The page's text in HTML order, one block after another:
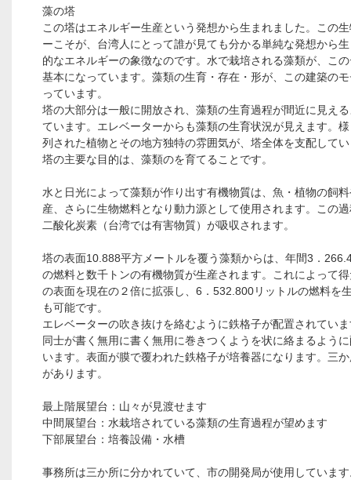
藻の塔
この塔はエネルギー生産という発想から生まれました。この
ーこそが、台湾人にとって誰が見ても分かる単純な発想から
的なエネルギーの象徴なのです。水で栽培される藻類が、こ
基本になっています。藻類の生育・存在・形が、この建築の
っています。
塔の大部分は一般に開放され、藻類の生育過程が間近に見え
ています。エレベーターからも藻類の生育状況が見えます。
列された植物とその地方独特の雰囲気が、塔全体を支配して
塔の主要な目的は、藻類のを育てることです。
水と日光によって藻類が作り出す有機物質は、魚・植物の飼
産、さらに生物燃料となり動力源として使用されます。この
二酸化炭素（台湾では有害物質）が吸収されます。
塔の表面10.888平方メートルを覆う藻類からは、年間3．
の燃料と数千トンの有機物質が生産されます。これによって
の表面を現在の２倍に拡張し、6．532.800リットルの燃料を
も可能です。
エレベーターの吹き抜けを絡むように鉄格子が配置されてい
同士が書く無用に書く無用に巻きつくようを状に絡まるよう
います。表面が膜で覆われた鉄格子が培養器になります。三
があります。
最上階展望台：山々が見渡せます
中間展望台：水栽培されている藻類の生育過程が望めます
下部展望台：培養設備・水槽
事務所は三か所に分かれていて、市の開発局が使用していま